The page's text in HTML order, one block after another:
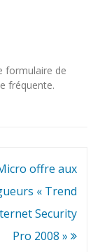
formulaire de
fréquente.
offre aux
« Trend
Security
Pro 2008 »